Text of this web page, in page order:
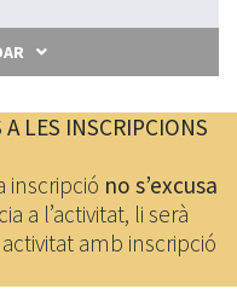
LES INSCRIPCIONS
inscripció no s’excusa
a l’activitat, li serà
amb inscripció